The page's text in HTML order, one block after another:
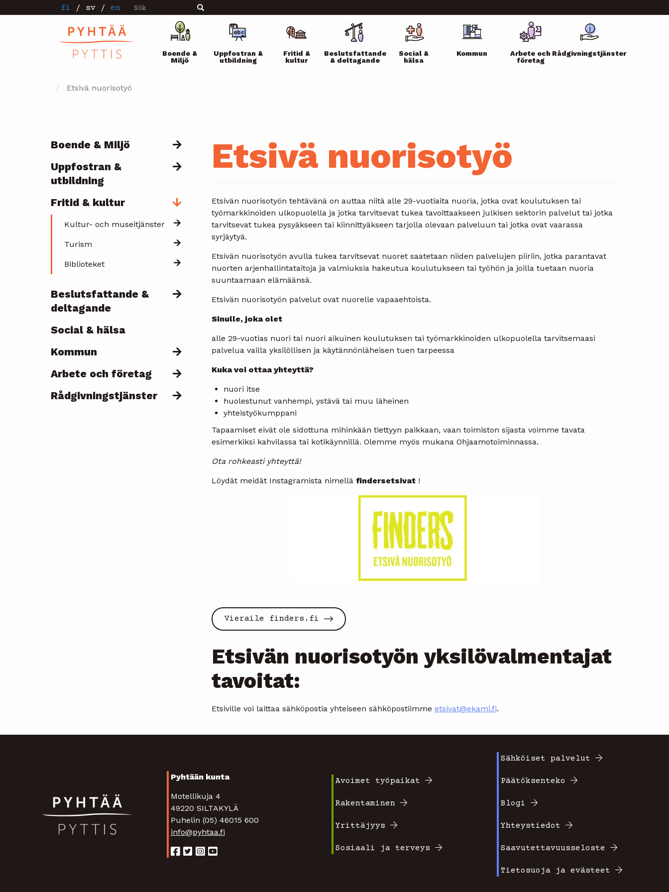
till
fi / sv / en Sök Sök
Päävalikko
Boende &
Miljö
Uppfostran &
utbildning
Fritid &
kultur
Beslutsfattande
& deltagande
Social &
hälsa
Kommun
Arbete och
företag
Rådgivningstjänster
Etsivä nuorisotyö
Päävalikko
Boende & Miljö
Uppfostran &
utbildning
Fritid & kultur
Kultur- och museitjänster
Turism
Biblioteket
Beslutsfattande &
deltagande
Social & hälsa
Kommun
Arbete och företag
Rådgivningstjänster
Etsivä nuorisotyö
Etsivän nuorisotyön tehtävänä on auttaa niitä alle 29-vuotiaita nuoria, jotka ovat koulutuksen tai
työmarkkinoiden ulkopuolella ja jotka tarvitsevat tukea tavoittaakseen julkisen sektorin palvelut tai jotka
tarvitsevat tukea pysyäkseen tai kiinnittyäkseen tarjolla olevaan palveluun tai jotka ovat vaarassa
syrjäytyä.
Etsivän nuorisotyön avulla tukea tarvitsevat nuoret saatetaan niiden palvelujen piiriin, jotka parantavat
nuorten arjenhallintataitoja ja valmiuksia hakeutua koulutukseen tai työhön ja joilla tuetaan nuoria
suuntaamaan elämäänsä.
Etsivän nuorisotyön palvelut ovat nuorelle vapaaehtoista.
Sinulle, joka olet
alle 29-vuotias nuori tai nuori aikuinen koulutuksen tai työmarkkinoiden ulkopuolella tarvitsemaasi
palvelua vailla yksilöllisen ja käytännönläheisen tuen tarpeessa
Kuka voi ottaa yhteyttä?
nuori itse
huolestunut vanhempi, ystävä tai muu läheinen
yhteistyökumppani
Tapaamiset eivät ole sidottuna mihinkään tiettyyn paikkaan, vaan toimiston sijasta voimme tavata
esimerkiksi kahvilassa tai kotikäynnillä. Olemme myös mukana Ohjaamotoiminnassa.
Ota rohkeasti yhteyttä!
Löydät meidät Instagramista nimellä findersetsivat!
Vieraile finders.fi
Etsivän nuorisotyön yksilövalmentajat
tavoitat:
Etsiville voi laittaa sähköpostia yhteiseen sähköpostiimme etsivat@ekami.fi.
Pyhtään kunta
Motellikuja 4
49220 SILTAKYLÄ
Puhelin (05) 46015 600
info@pyhtaa.fi
Footer
valikko
1
Avoimet työpaikat
Rakentaminen
Yrittäjyys
Sosiaali ja terveys
Footer
valikko
2
Sähköiset palvelut
Päätöksenteko
Blogi
Yhteystiedot
Saavutettavuusseloste
Tietosuoja ja evästeet